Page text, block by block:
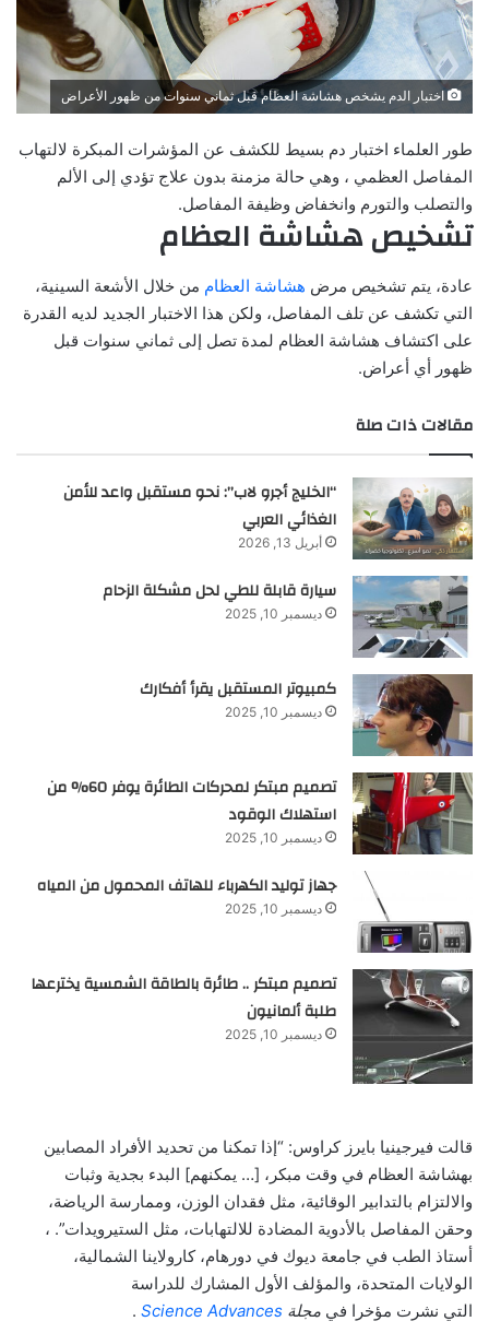
اختبار الدم يشخص هشاشة العظام قبل ثماني سنوات من ظهور الأعراض
طور العلماء اختبار دم بسيط للكشف عن المؤشرات المبكرة لالتهاب
المفاصل العظمي ، وهي حالة مزمنة بدون علاج تؤدي إلى الألم
والتصلب والتورم وانخفاض وظيفة المفاصل.
تشخيص هشاشة العظام
عادة، يتم تشخيص مرض هشاشة العظام من خلال الأشعة السينية،
التي تكشف عن تلف المفاصل، ولكن هذا الاختبار الجديد لديه القدرة
على اكتشاف هشاشة العظام لمدة تصل إلى ثماني سنوات قبل
ظهور أي أعراض.
مقالات ذات صلة
“الخليج أجرو لاب”: نحو مستقبل واعد للأمن
الغذائي العربي
أبريل 13, 2026
سيارة قابلة للطي لحل مشكلة الزحام
ديسمبر 10, 2025
كمبيوتر المستقبل يقرأ أفكارك
ديسمبر 10, 2025
تصميم مبتكر لمحركات الطائرة يوفر 60% من
استهلاك الوقود
ديسمبر 10, 2025
جهاز توليد الكهرباء للهاتف المحمول من المياه
ديسمبر 10, 2025
تصميم مبتكر .. طائرة بالطاقة الشمسية يخترعها
طلبة ألمانيون
ديسمبر 10, 2025
قالت فيرجينيا بايرز كراوس: “إذا تمكنا من تحديد الأفراد المصابين
بهشاشة العظام في وقت مبكر، [… يمكنهم] البدء بجدية وثبات
والالتزام بالتدابير الوقائية، مثل فقدان الوزن، وممارسة الرياضة،
وحقن المفاصل بالأدوية المضادة للالتهابات، مثل الستيرويدات”. ،
أستاذ الطب في جامعة ديوك في دورهام، كارولاينا الشمالية،
الولايات المتحدة، والمؤلف الأول المشارك للدراسة
التي نشرت مؤخرا في مجلة Science Advances
.